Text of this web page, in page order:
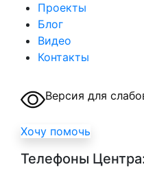
Проекты
Блог
Видео
Контакты
Версия для
Хочу помочь
Телефоны